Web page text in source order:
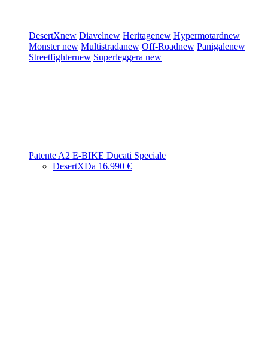
DesertXnew Diavelnew Heritagenew Hypermotardnew
Monsternew Multistradanew Off-Roadnew Panigalenew
Streetfighternew Superleggera new
Patente A2 E-BIKE Ducati Speciale
DesertXDa 16.990 €